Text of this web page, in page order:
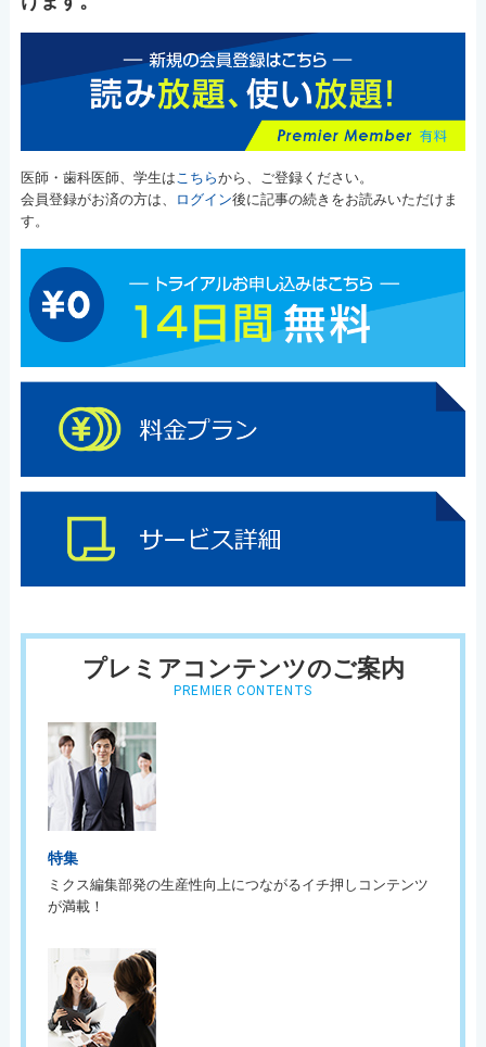
医師・歯科医師、学生は こちらから、ご登録ください。
会員登録がお済の方は、
ログイン後に記事の続きをお読みいただけま
す。
プレミアコンテンツのご案内
PREMIER CONTENTS
特集
ミクス編集部発の生産性向上につながるイチ押しコンテンツ
が満載！